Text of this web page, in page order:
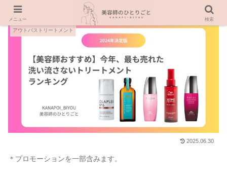
アウトバストリートメント
2025.06.30
＊プロモーションを一部含みます。
メニュー 検索